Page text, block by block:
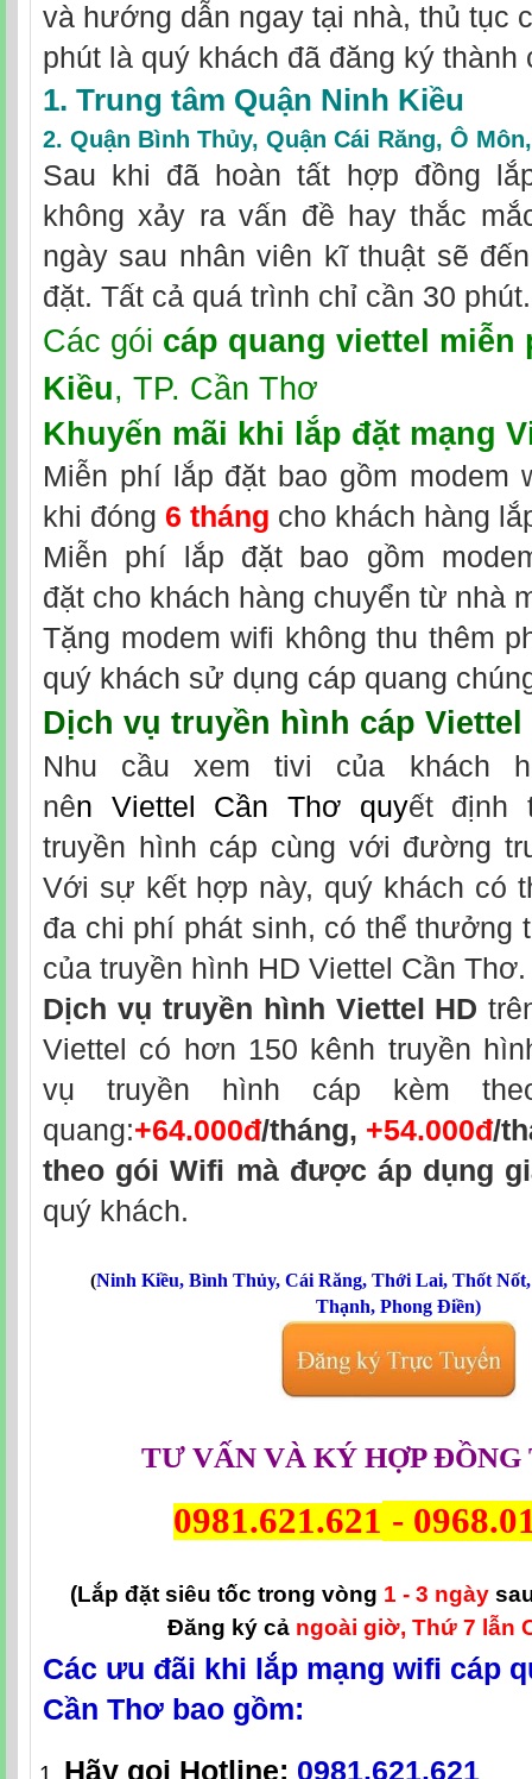
và hướng dẫn ngay tại nhà, thủ tục
phút là quý khách đã đăng ký thành
1. Trung tâm Quận Ninh Kiều
2. Quận Bình Thủy, Quận Cái Răng, Ô Môn
Sau khi đã hoàn tất hợp đồng
không xảy ra vấn đề hay thắc
ngày sau nhân viên kĩ thuật sẽ
đặt. Tất cả quá trình chỉ cần 30 phút.
Các gói cáp quang viettel miễn
Kiều, TP. Cần Thơ
Khuyến mãi khi lắp đặt mạng
Miễn phí lắp đặt bao gồm modem
khi đóng 6 tháng cho khách hàng
Miễn phí lắp đặt bao gồm
đặt cho khách hàng chuyển từ nhà
Tặng modem wifi không thu thêm
quý khách sử dụng cáp quang
Dịch vụ truyền hình cáp Viettel
Nhu cầu xem tivi của khách
nên Viettel Cần Thơquyết định
truyền hình cáp cùng với đường
Với sự kết hợp này, quý khách có
đa chi phí phát sinh, có thể thưởng
của truyền hình HD Viettel Cần Thơ.
Dịch vụ truyền hình Viettel HD
Viettel có hơn 150 kênh truyền
vụ truyền hình cáp kèm
quang:+64.000đ/tháng, +54.000đ/
theo gói Wifi mà được áp dụng
quý khách.
(Ninh Kiều, Bình Thủy, Cái Răng, Thới Lai, Thốt Nốt
Thạnh, Phong Điền)
TƯ VẤN VÀ KÝ HỢP ĐỒNG
0981.621.621 -
(Lắp đặt siêu tốc trong vòng 1 - 3 ngày
Đăng ký cả ngoài giờ, Thứ 7 lẫn
Các ưu đãi khi lắp mạng wifi cáp
Cần Thơ bao gồm:
Hãy gọi Hotline: 0981.621.621